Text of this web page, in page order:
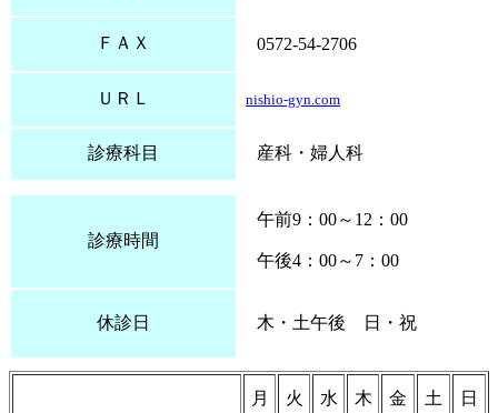
ＦＡＸ 0572-54-2706
ＵＲＬ nishio-gyn.com
診療科目 産科・婦人科
診療時間
午前9：00～12：00
午後4：00～7：00
休診日 木・土午後 日・祝
月 火 水 木 金 土 日